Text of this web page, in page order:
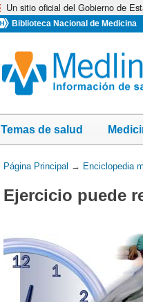
Un sitio oficial del Gobierno de
Biblioteca Nacional de Medicina
Temas de salud
Usted
aquí:
Página Principal → Enciclopedia
Ejercicio puede